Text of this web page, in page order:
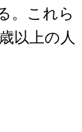
。これら
以上の人